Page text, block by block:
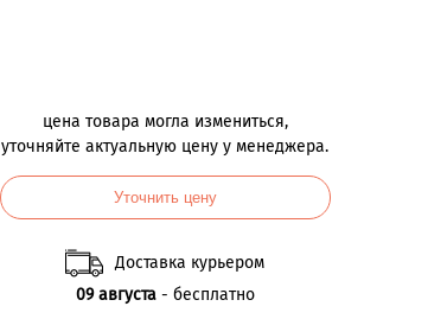
цена товара могла измениться,
уточняйте актуальную цену у менеджера.
Уточнить цену
Доставка курьером
09 августа- бесплатно